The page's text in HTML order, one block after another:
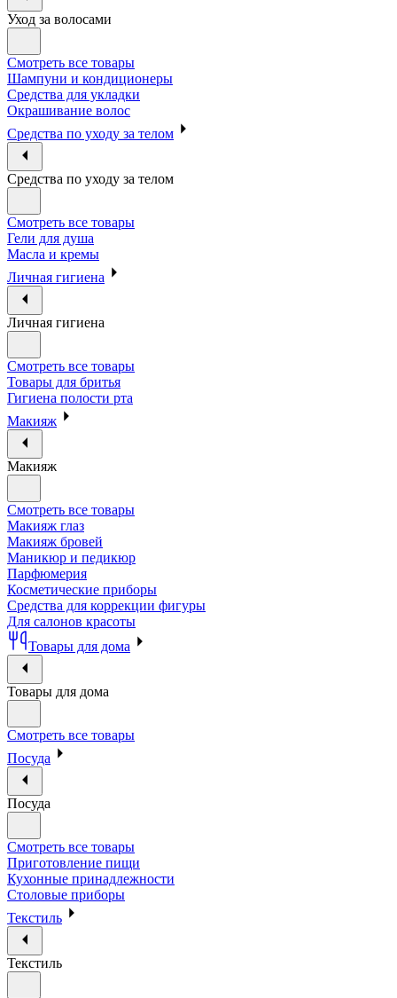
Уход за волосами
Смотреть все товары
Шампуни и кондиционеры
Средства для укладки
Окрашивание волос
Средства по уходу за телом
Средства по уходу за телом
Смотреть все товары
Гели для душа
Масла и кремы
Личная гигиена
Личная гигиена
Смотреть все товары
Товары для бритья
Гигиена полости рта
Макияж
Макияж
Смотреть все товары
Макияж глаз
Макияж бровей
Маникюр и педикюр
Парфюмерия
Косметические приборы
Средства для коррекции фигуры
Для салонов красоты
Товары для дома
Товары для дома
Смотреть все товары
Посуда
Посуда
Смотреть все товары
Приготовление пищи
Кухонные принадлежности
Столовые приборы
Текстиль
Текстиль